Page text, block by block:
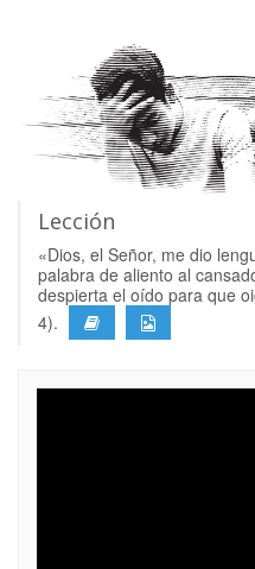
Lección
«Dios, el Señor, me dio
palabra de aliento al
despierta el oído para que
4).